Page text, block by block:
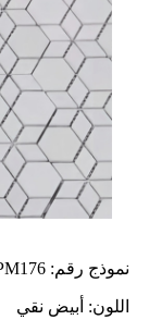
نموذج رقم: WPM176
اللون: أبيض نقي